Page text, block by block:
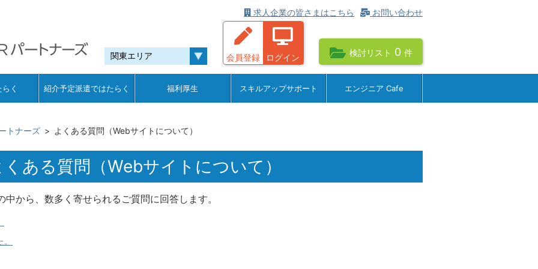
お問い合わせ
求人企業の皆さまはこちら
会員登録 ログイン 検討リスト 0 件
く 紹介予定派遣ではたらく 福利厚生 スキルアップサポート エンジニア Cafe
トナーズ よくある質問（Webサイトについて）
くある質問（Webサイトについて）
から、数多く寄せられるご質問に回答します。